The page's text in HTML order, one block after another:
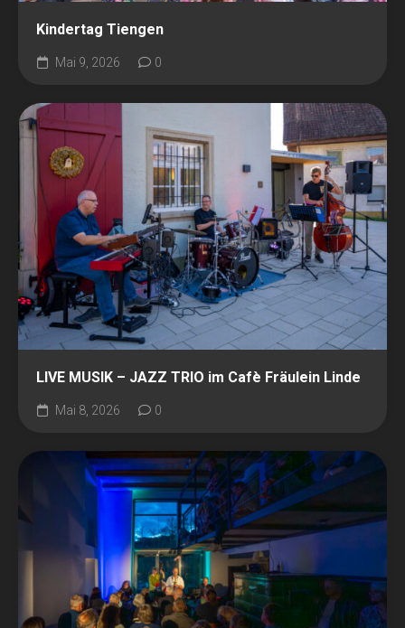
Kindertag Tiengen
Mai 9, 2026 0
LIVE MUSIK – JAZZ TRIO im Cafè Fräulein Linde
Mai 8, 2026 0